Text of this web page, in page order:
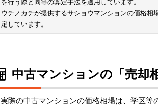
ウチノカチが提供するサショウマンションの価格相
定しています。
中古マンションの「売却
実際の中古マンションの価格相場は、学区